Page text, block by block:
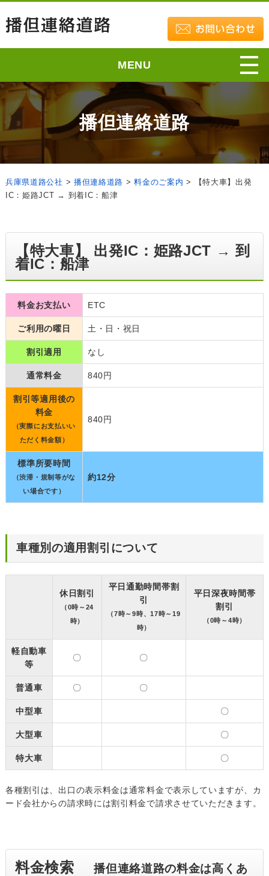
MENU
播但連絡道路
兵庫県道路公社 > 播但連絡道路 >料金のご案内 >
【特大車】出発
IC：姫路JCT → 到着IC：船津
【特大車】 出発IC：姫路JCT → 到
着IC：船津
料金お支払い ETC
ご利用の曜日 土・日・祝日
割引適用 なし
通常料金 840円
割引等適用後の
料金
（実際にお支払いい
ただく料金額）
840円
標準所要時間
（渋滞・規制等がな
い場合です）
約12分
車種別の適用割引について
休日割引
（0時～24
時）
平日通勤時間帯割
引
（7時～9時、17時～19
時）
平日深夜時間帯
割引
（0時～4時）
軽自動車
等
〇 〇
普通車 〇 〇
中型車 〇
大型車 〇
特大車 〇
各種割引は、出口の表示料金は通常料金で表示していますが、カ
ード会社からの請求時には割引料金で請求させていただきます。
料金検索播但連絡道路の料金は高くあ